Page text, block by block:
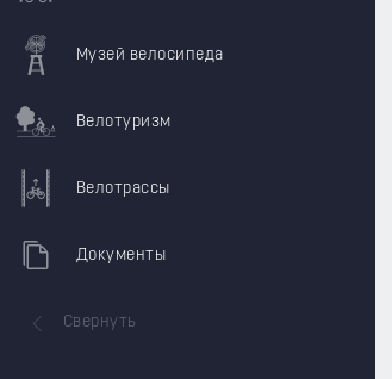
Музей велосипеда
Велотуризм
Велотрассы
Документы
Свернуть